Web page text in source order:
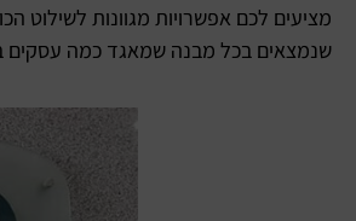
מציעים לכם אפשרויות מגוונות
שנמצאים בכל מבנה שמאגד כמה עסקים